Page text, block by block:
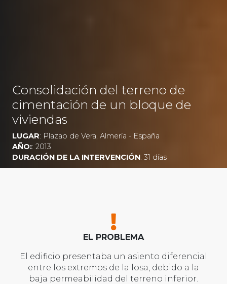
Consolidación del terreno de
cimentación de un bloque de
viviendas
LUGAR: Plazao de Vera, Almería - España
AÑO:: 2013
DURACIÓN DE LA INTERVENCIÓN: 31 días
EL PROBLEMA
El edificio presentaba un asiento diferencial
entre los extremos de la losa, debido a la
baja permeabilidad del terreno inferior.